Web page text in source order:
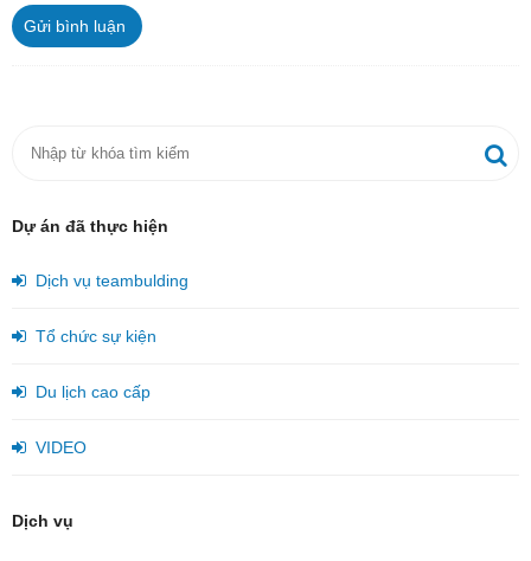
Gửi bình luận
Dự án đã thực hiện
Dịch vụ teambulding
Tổ chức sự kiện
Du lịch cao cấp
VIDEO
Dịch vụ